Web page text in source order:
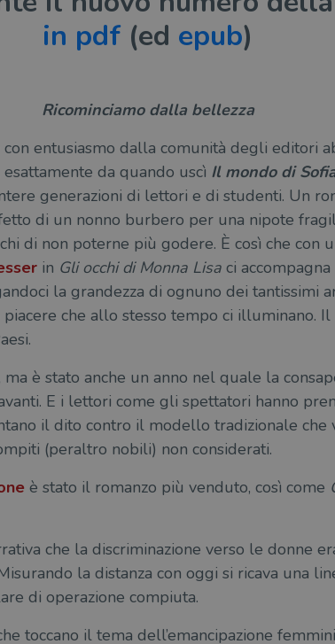
in pdf(ed epub)
Ricominciamo dalla bellezza
entusiasmo dalla comunità degli editori
da quando uscì Il mondo di
generazioni di lettori e di studenti. Un
di un nonno burbero per una nipote
di non poterne più godere. È così che con
in Gli occhi di Monna Lisaci
la grandezza di ognuno dei tantissimi
che allo stesso tempo ci illuminano. Il
è stato anche un anno nel quale la
E i lettori come gli spettatori hanno
il dito contro il modello tradizionale che
(peraltro nobili) non considerati.
è stato il romanzo più venduto, così come
che la discriminazione verso le donne
la distanza con oggi si ricava una
di operazione compiuta.
toccano il tema dell’emancipazione